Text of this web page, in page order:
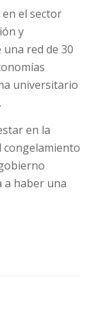
el sector
y
red de 30
universitario
en la
congelamiento
a haber una